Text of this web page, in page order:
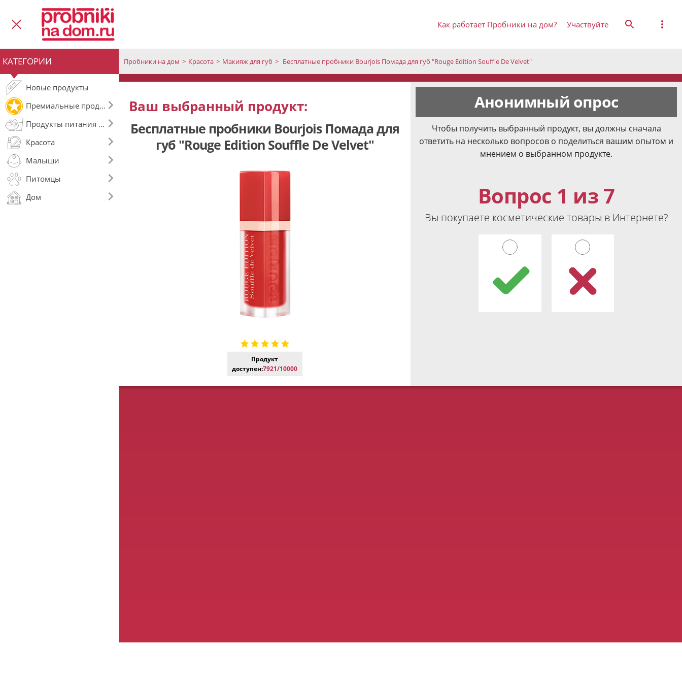
Как работает Пробники на дом? Участвуйте
КАТЕГОРИИ
Новые продукты
Премиальные продукты
Продукты питания и напитки
Красота
Малыши
Питомцы
Дом
Пробники на дом Красота Макияж для губ Бесплатные пробники Bourjois Помада для губ "Rouge Edition Souffle De Velvet"
Ваш выбранный продукт:
Бесплатные пробники Bourjois Помада для
губ "Rouge Edition Souffle De Velvet"
Продукт
доступен:7921/10000
Анонимный опрос
Чтобы получить выбранный продукт, вы должны сначала
ответить на несколько вопросов о поделиться вашим опытом и
мнением о выбранном продукте.
Вопрос 1 из 7
Вы покупаете косметические товары в Интернете?